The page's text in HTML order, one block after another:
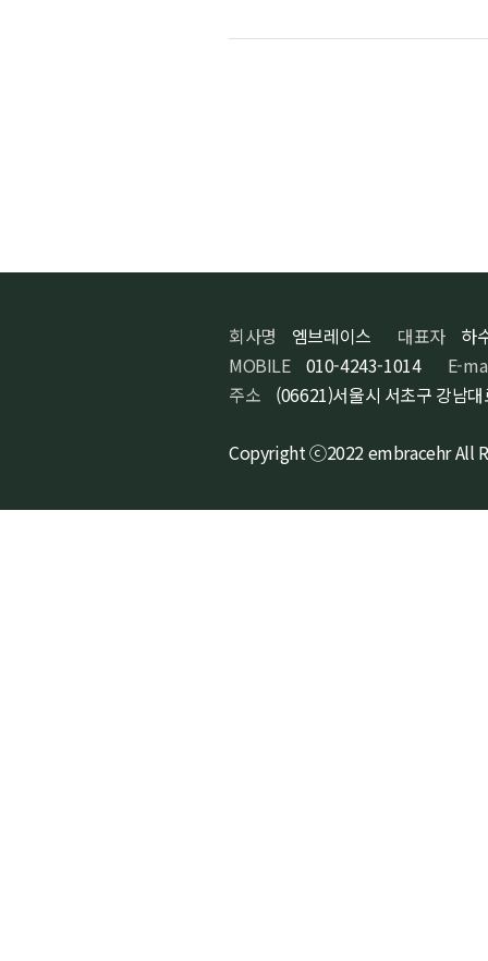
회사명 엠브레이스 대표자
하
MOBILE 010-4243-1014
E-
주소
(06621)서울시 서초구 강남
Copyright ⓒ2022 embracehr All